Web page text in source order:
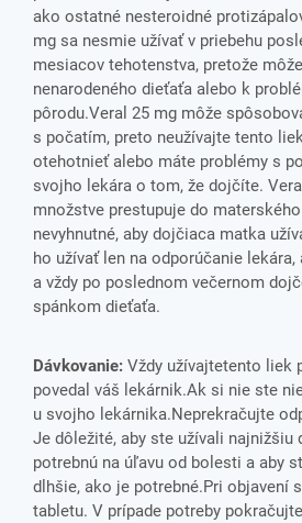
ako ostatné nesteroidné
mg sa nesmie užívať v priebehu
mesiacov tehotenstva, pretože
nenarodeného dieťaťa alebo k
pôrodu.Veral 25 mg môže
s počatím, preto neužívajte tento
otehotnieť alebo máte problémy s
svojho lekára o tom, že dojčíte.
množstve prestupuje do
nevyhnutné, aby dojčiaca matka
ho užívať len na odporúčanie
a vždy po poslednom večernom
spánkom dieťaťa.
Dávkovanie: Vždy užívajtetento liek
povedal váš lekárnik.Ak si nie ste
u svojho lekárnika.Neprekračujte
Je dôležité, aby ste užívali najnižšiu
potrebnú na úľavu od bolesti a aby
dlhšie, ako je potrebné.Pri objavení
tabletu. V prípade potreby